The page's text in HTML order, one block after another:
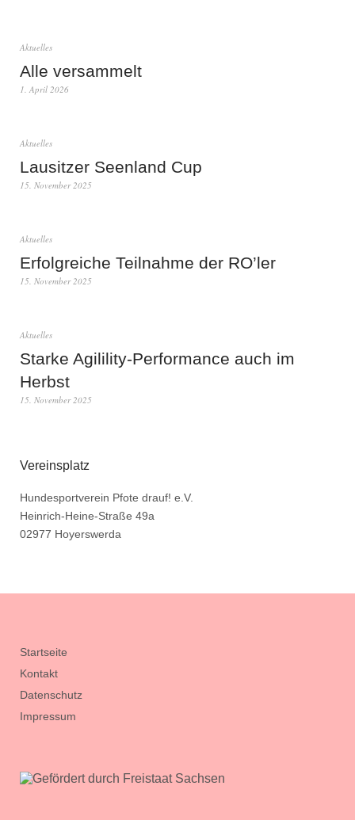
Aktuelles
Alle versammelt
1. April 2026
Aktuelles
Lausitzer Seenland Cup
15. November 2025
Aktuelles
Erfolgreiche Teilnahme der RO’ler
15. November 2025
Aktuelles
Starke Agilility-Performance auch im
Herbst
15. November 2025
Vereinsplatz
Hundesportverein Pfote drauf! e.V.
Heinrich-Heine-Straße 49a
02977 Hoyerswerda
Startseite
Kontakt
Datenschutz
Impressum